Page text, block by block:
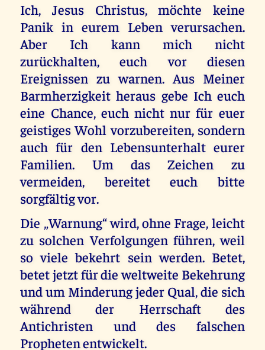
Ich, Jesus Christus, möchte keine
Panik in eurem Leben verursachen.
Aber Ich kann mich nicht
zurückhalten, euch vor diesen
Ereignissen zu warnen. Aus Meiner
Barmherzigkeit heraus gebe Ich euch
eine Chance, euch nicht nur für euer
geistiges Wohl vorzubereiten, sondern
auch für den Lebensunterhalt eurer
Familien. Um das Zeichen zu
vermeiden, bereitet euch bitte
sorgfältig vor.
Die „Warnung“ wird, ohne Frage, leicht
zu solchen Verfolgungen führen, weil
so viele bekehrt sein werden. Betet,
betet jetzt für die weltweite Bekehrung
und um Minderung jeder Qual, die sich
während der Herrschaft des
Antichristen und des falschen
Propheten entwickelt.